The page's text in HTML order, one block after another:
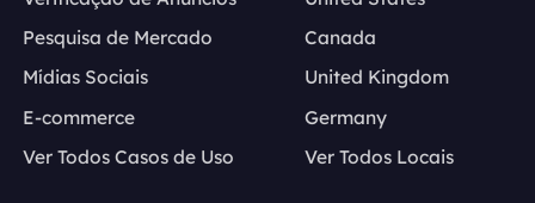
Pesquisa de Mercado
Mídias Sociais
E-commerce
Ver Todos Casos de Uso
Canada
United Kingdom
Germany
Ver Todos Locais